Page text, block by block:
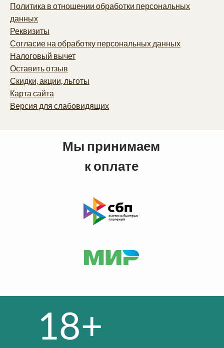
Политика в отношении обработки персональных
данных
Реквизиты
Согласие на обработку персональных данных
Налоговый вычет
Оставить отзыв
Скидки, акции, льготы
Карта сайта
Версия для слабовидящих
Мы принимаем
к оплате
18+